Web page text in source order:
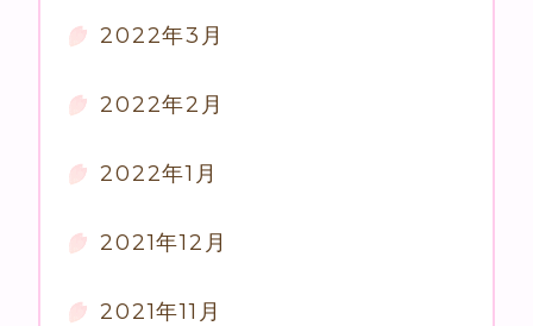
2022年3月
2022年2月
2022年1月
2021年12月
2021年11月